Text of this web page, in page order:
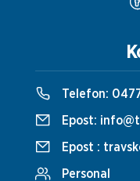
Telefon:
Epost:
Epost :
Personal